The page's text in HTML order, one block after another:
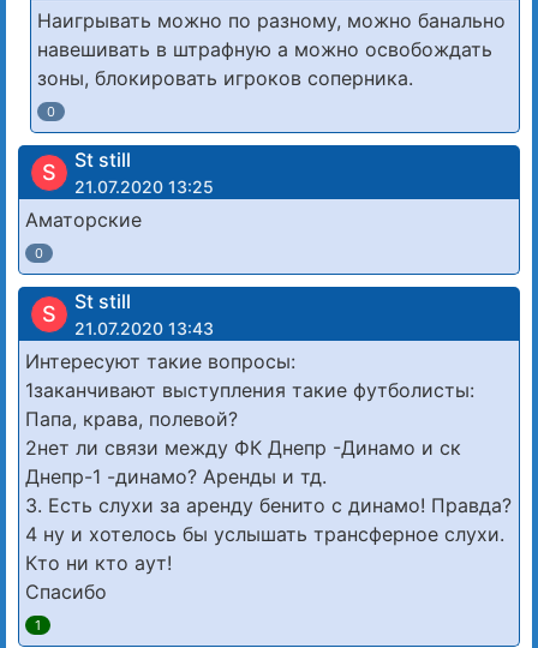
Наигрывать можно по разному, можно банально
навешивать в штрафную а можно освобождать
зоны, блокировать игроков соперника.
0
S St still
21.07.2020 13:25
Аматорские
0
S St still
21.07.2020 13:43
Интересуют такие вопросы:
1заканчивают выступления такие футболисты:
Папа, крава, полевой?
2нет ли связи между ФК Днепр -Динамо и ск
Днепр-1 -динамо? Аренды и тд.
3. Есть слухи за аренду бенито с динамо! Правда?
4 ну и хотелось бы услышать трансферное слухи.
Кто ни кто аут!
Спасибо
1